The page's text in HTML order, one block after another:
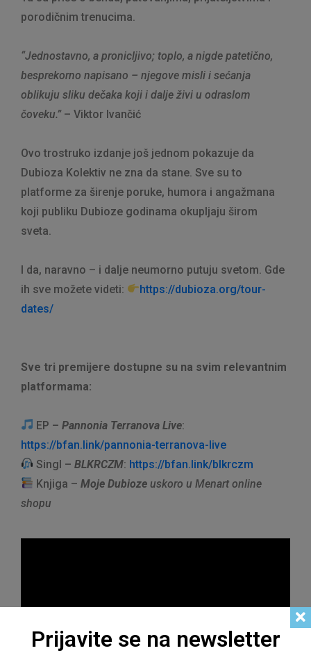
porodičnim trenucima.
“Jednostavno, a pronicljivo; toplo, a nigde patetično,
besprekorno napisano – njegove misli i sećanja
oblikuju sliku dečaka koji i dalje živi u odraslom
čoveku.”– Viktor Ivančić
Ovo trostruko izdanje još jednom pokazuje da
Dubioza Kolektiv ne zna da stane. Sve su to
platforme za širenje poruke, humora i angažmana
koji publiku Dubioze godinama okupljaju širom
sveta.
I da, naravno – i dalje neumorno putuju svetom. Gde
ih sve možete videti:
https://dubioza.org/tour-
dates/
Sve tri premijere dostupne su na svim relevantnim
platformama:
EP –Pannonia Terranova Live:
https://bfan.link/pannonia-terranova-live
Singl –BLKRCZM: https://bfan.link/blkrczm
Knjiga –Moje Dubioze uskoro u Menart online
shopu
Prijavite se na newsletter